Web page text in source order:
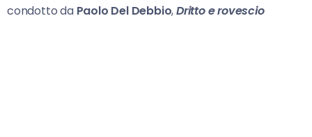
condotto da Paolo Del Debbio,Dritto erovescio